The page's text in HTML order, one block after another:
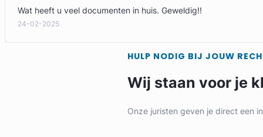
Wat heeft u veel documenten in huis. Geweldig!!
24-02-2025
HULP NODIG BIJ JOUW
Wij staan voor je
Onze juristen geven je direct een